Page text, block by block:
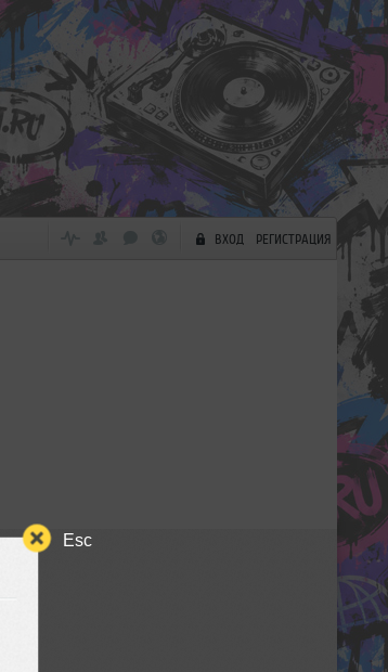
Esc
ВХОД РЕГИСТРАЦИЯ